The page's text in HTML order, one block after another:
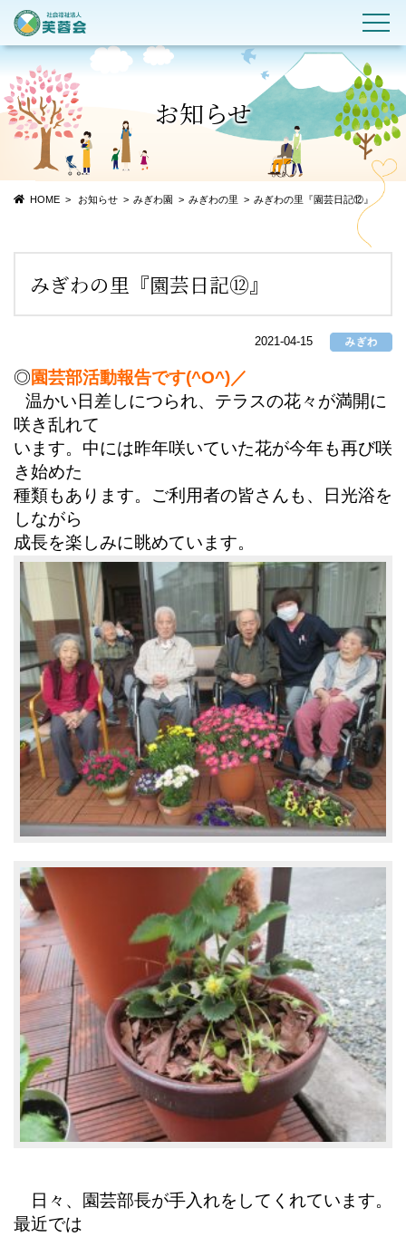
お知らせ
HOME お知らせ みぎわ園 みぎわの里 みぎわの里『園芸日記⑫』
みぎわの里『園芸日記⑫』
2021-04-15
◎園芸部活動報告です(^O^)／
温かい日差しにつられ、テラスの花々が満開に
咲き乱れて
います。中には昨年咲いていた花が今年も再び咲
き始めた
種類もあります。ご利用者の皆さんも、日光浴を
しながら
成長を楽しみに眺めています。
日々、園芸部長が手入れをしてくれています。
最近では